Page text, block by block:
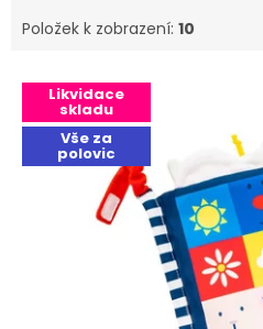
Položek k zobrazení: 10
Výpis produktů
Likvidace
skladu
Vše za
polovic